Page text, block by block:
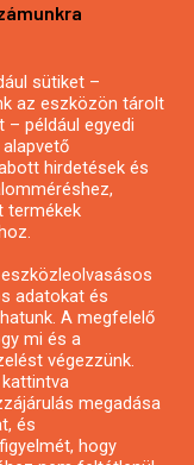
sütiket –
az eszközön tárolt
például egyedi
hirdetések és
termékek
adatokat és
A megfelelő
mi és a
végezzünk.
megadása
és
hogy